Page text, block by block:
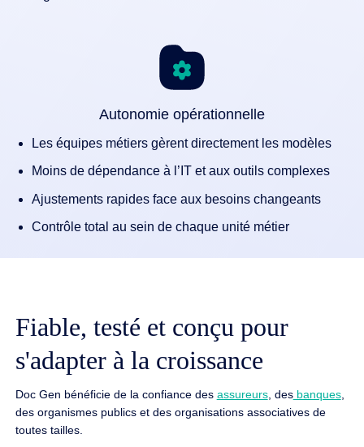
Autonomie opérationnelle
Les équipes métiers gèrent directement les modèles
Moins de dépendance à l’IT et aux outils complexes
Ajustements rapides face aux besoins changeants
Contrôle total au sein de chaque unité métier
Fiable, testé et conçu pour
s'adapter à la croissance
Doc Gen bénéficie de la confiance des assureurs, desbanques,
des organismes publics et des organisations associatives de
toutes tailles.